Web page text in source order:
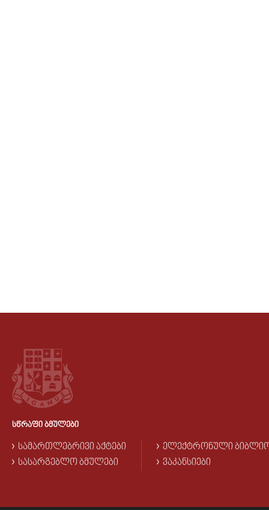
ᲡᲬᲠᲐᲤᲘ ᲑᲛᲣᲚᲔᲑᲘ
ᲡᲐᲛᲐᲠᲗᲚᲔᲑᲠᲘᲕᲘ ᲐᲥᲢᲔᲑᲘ
ᲡᲐᲡᲐᲠᲒᲔᲑᲚᲝ ᲑᲛᲣᲚᲔᲑᲘ
ᲔᲚᲔᲥᲢᲠᲝᲜᲣᲚᲘ
ᲕᲐᲙᲐᲜᲡᲘᲔᲑᲘ